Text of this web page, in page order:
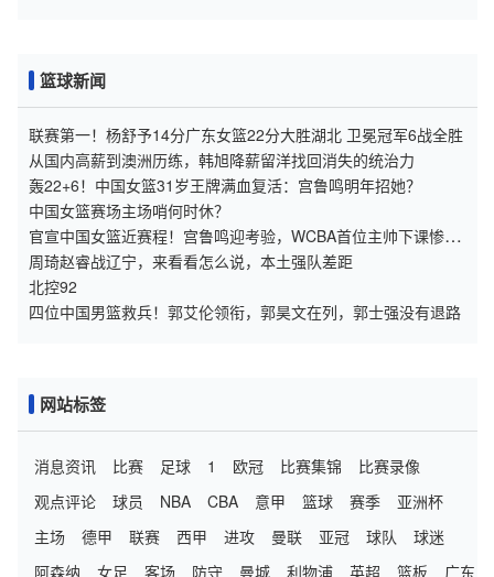
篮球新闻
联赛第一！杨舒予14分广东女篮22分大胜湖北 卫冕冠军6战全胜
从国内高薪到澳洲历练，韩旭降薪留洋找回消失的统治力
轰22+6！中国女篮31岁王牌满血复活：宫鲁鸣明年招她？
中国女篮赛场主场哨何时休？
官宣中国女篮近赛程！宫鲁鸣迎考验，WCBA首位主帅下课惨遭
4连败
周琦赵睿战辽宁，来看看怎么说，本土强队差距
北控92
四位中国男篮救兵！郭艾伦领衔，郭昊文在列，郭士强没有退路
网站标签
消息资讯 比赛 足球 1 欧冠 比赛集锦
比赛录像
观点评论
球员 NBA CBA 意甲 篮球 赛季
亚洲杯
主场
德甲 联赛 西甲 进攻 曼联 亚冠 球队
球迷
阿森纳
女足 客场 防守 曼城 利物浦 英超 篮板 广东